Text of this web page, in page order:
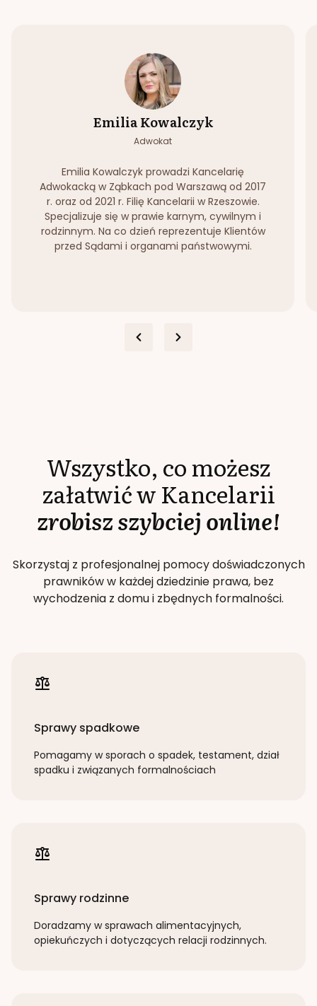
Emilia Kowalczyk
Adwokat
Emilia Kowalczyk prowadzi Kancelarię
Adwokacką w Ząbkach pod Warszawą od 2017
r. oraz od 2021 r. Filię Kancelarii w Rzeszowie.
Specjalizuje się w prawie karnym, cywilnym i
rodzinnym. Na co dzień reprezentuje Klientów
przed Sądami i organami państwowymi.
Wszystko, co możesz
załatwić w Kancelarii
zrobisz szybciej online!
Skorzystaj z profesjonalnej pomocy doświadczonych
prawników w każdej dziedzinie prawa, bez
wychodzenia z domu i zbędnych formalności.
Sprawy spadkowe
Pomagamy w sporach o spadek, testament, dział
spadku i związanych formalnościach
Sprawy rodzinne
Doradzamy w sprawach alimentacyjnych,
opiekuńczych i dotyczących relacji rodzinnych.